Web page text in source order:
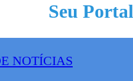
Seu